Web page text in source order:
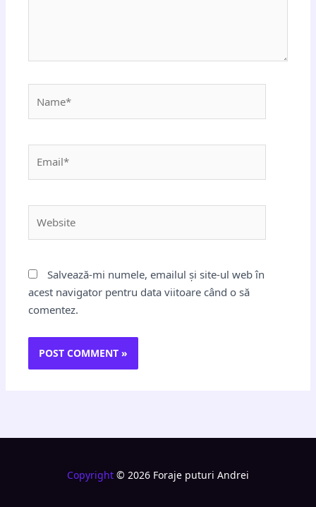
Salvează-mi numele, emailul și site-ul web în
acest navigator pentru data viitoare când o să
comentez.
Copyright © 2026 Foraje puturi Andrei